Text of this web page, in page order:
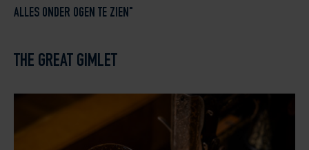
ALLES ONDER OGEN TE ZIEN"
THE GREAT GIMLET